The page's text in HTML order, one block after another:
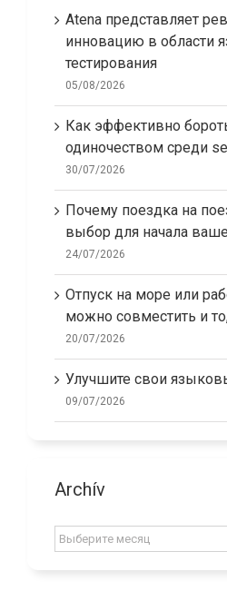
Atena представляет
инновацию в области
тестирования
05/08/2026
Как эффективно
одиночеством среди
30/07/2026
Почему поездка на
выбор для начала
24/07/2026
Отпуск на море или
можно совместить и
20/07/2026
Улучшите свои
09/07/2026
Archív
Archív